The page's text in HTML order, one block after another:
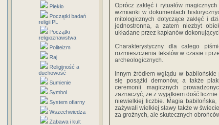
Piekło
Początki badań
religii PL
Początki
religioznawstwa
Politeizm
Raj
Religijność a
duchowość
Sumienie
Symbol
System ofiarny
Wszechwiedza
Zabawa i kult
Oprócz zaklęć i rytuałów
wzmianki w dokumentach
mitologicznych dotyczące zaklęć i
jednostronna, a zatem niezbyt
układane przez kapłanów
Charakterystyczny dla całego
rozmieszczenia tekstów w czasie i
archeologicznych.
Innym źródłem wglądu w
się posążki demonów, a także
ceremonii magicznych
zaznaczyć, że z wyjątkiem dość
niewielkiej liczbie. Magia
zażywali wielkiej sławy także w
za groźnych, ale skutecznych